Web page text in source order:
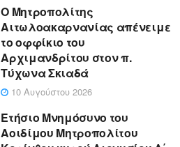
Ο Μητροπολίτης
Αιτωλοακαρνανίας απένειμε
το οφφίκιο του
Αρχιμανδρίτου στον π.
Τύχωνα Σκιαδά
10 Αυγούστου 2026
Ετήσιο Μνημόσυνο του
Αοιδίμου Μητροπολίτου